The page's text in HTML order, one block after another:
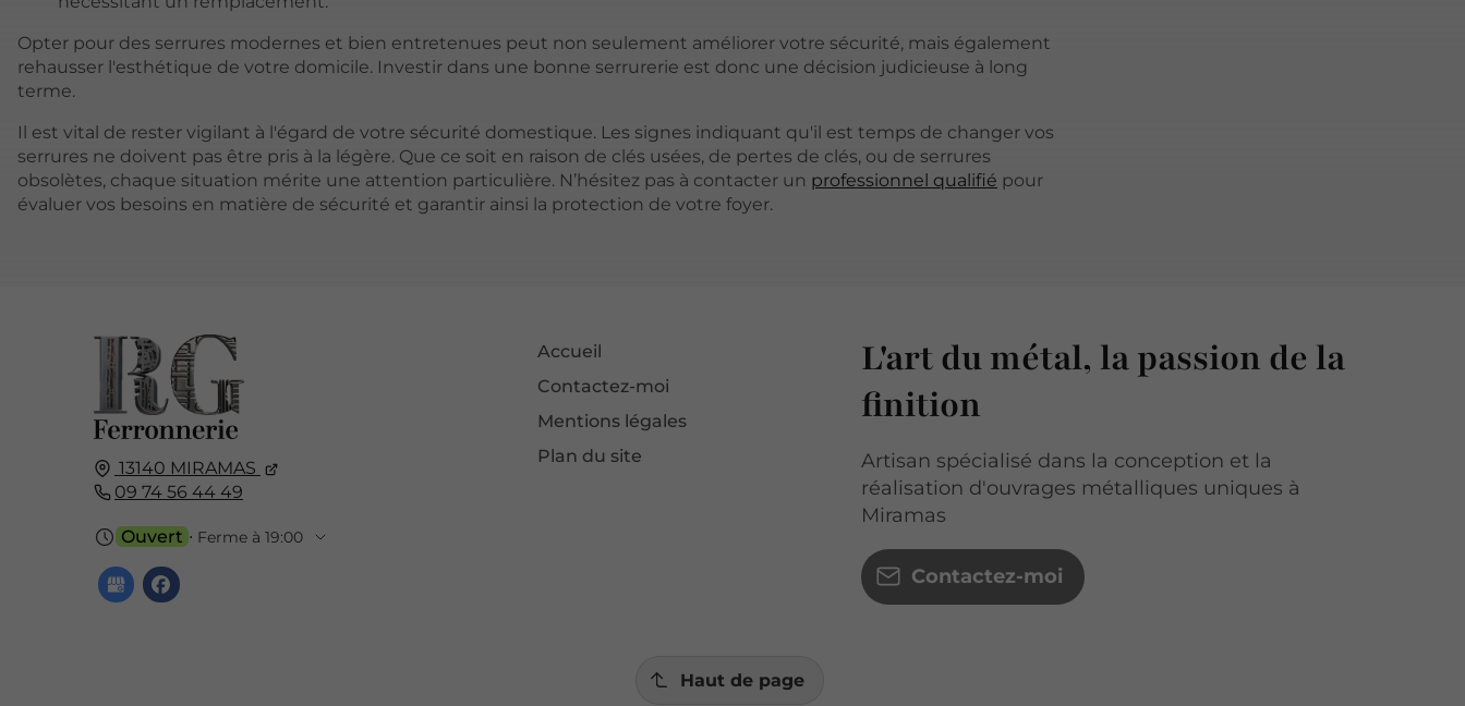
Opter pour des serrures modernes et bien entretenues peut non seulement améliorer votre sécurité, mais également
rehausser l'esthétique de votre domicile. Investir dans une bonne serrurerie est donc une décision judicieuse à long
terme.
Il est vital de rester vigilant à l'égard de votre sécurité domestique. Les signes indiquant qu'il est temps de changer vos
serrures ne doivent pas être pris à la légère. Que ce soit en raison de clés usées, de pertes de clés, ou de serrures
obsolètes, chaque situation mérite une attention particulière. N’hésitez pas à contacter un professionnel qualifié pour
évaluer vos besoins en matière de sécurité et garantir ainsi la protection de votre foyer.
13140 MIRAMAS
09 74 56 44 49
Ouvert ⋅ Ferme à 19:00
Accueil
Contactez-moi
Mentions légales
Plan du site
L'art du métal, la passion de la
finition
Artisan spécialisé dans la conception et la
réalisation d'ouvrages métalliques uniques à
Miramas
Contactez-moi
Haut de page